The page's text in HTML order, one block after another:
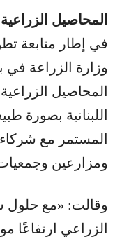
المحاصيل
في إطار متابعة
وزارة الزراعة في
المحاصيل
اللبنانية بصورة
المستمر مع
ومزارعين
وقالت: «مع حلول
الزراعي ارتفاعًا